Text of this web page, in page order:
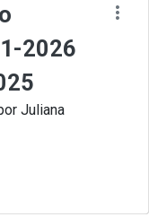
2026
Juliana